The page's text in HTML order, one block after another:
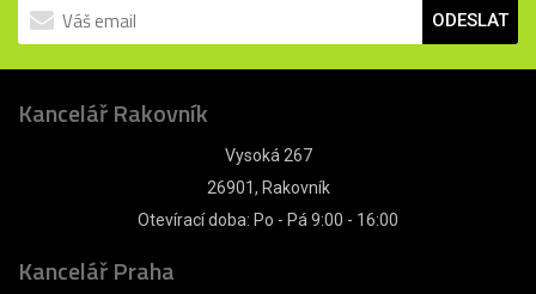
ODESLAT
Kancelář Rakovník
Vysoká 267
26901, Rakovník
Otevírací doba: Po - Pá 9:00 - 16:00
Kancelář Praha